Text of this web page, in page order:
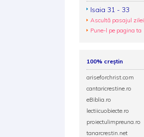
Isaia 31 - 33
Ascultă pasajul zilei
Pune-l pe pagina ta
100% creștin
ariseforchrist.com
cantaricrestine.ro
eBiblia.ro
lectiicuobiecte.ro
proiectulimpreuna.ro
tanarcrestin.net